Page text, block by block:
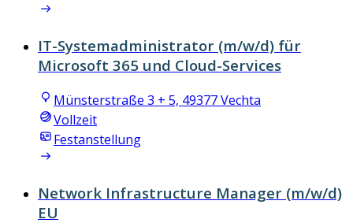
IT-Systemadministrator (m/w/d) für
Microsoft 365 und Cloud-Services
Münsterstraße 3 + 5, 49377 Vechta
Vollzeit
Festanstellung
Network Infrastructure Manager (m/w/d)
EU